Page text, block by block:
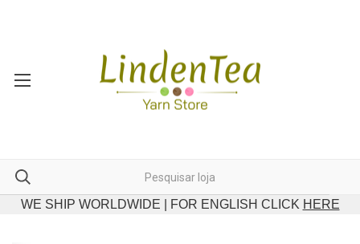
WE SHIP WORLDWIDE | FOR ENGLISH CLICK HERE